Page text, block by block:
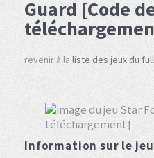
Guard [Code
revenir à la liste des jeux du
Information sur le jeu